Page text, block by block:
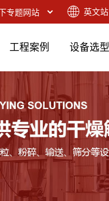
英文站
工程案例 设备选型